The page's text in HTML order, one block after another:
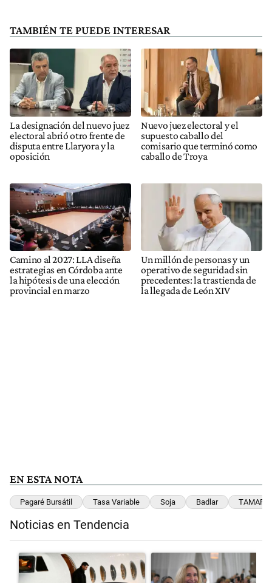
TAMBIÉN TE PUEDE INTERESAR
La designación del nuevo juez
electoral abrió otro frente de
disputa entre Llaryora y la
oposición
Nuevo juez electoral y el
supuesto caballo del
comisario que terminó como
caballo de Troya
Camino al 2027: LLA diseña
estrategias en Córdoba ante
la hipótesis de una elección
provincial en marzo
Un millón de personas y un
operativo de seguridad sin
precedentes: la trastienda de
la llegada de León XIV
EN ESTA NOTA
Pagaré Bursátil Tasa Variable Soja Badlar TAMAR
Noticias en Tendencia
Un artículo de tendencia con el título "Lionel Messi llegó a Rosario
Un artículo de tendencia con el